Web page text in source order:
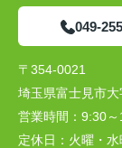
049-
〒354-0021
埼玉県富士見市
営業時間： 9:30
定休日： 火曜・水